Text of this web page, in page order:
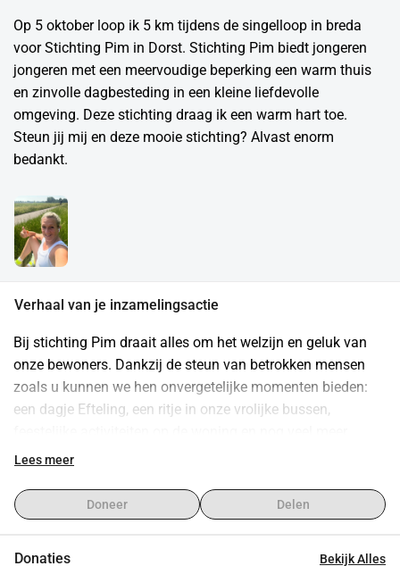
Op 5 oktober loop ik 5 km tijdens de singelloop in breda
voor Stichting Pim in Dorst. Stichting Pim biedt jongeren
jongeren met een meervoudige beperking een warm thuis
en zinvolle dagbesteding in een kleine liefdevolle
omgeving. Deze stichting draag ik een warm hart toe.
Steun jij mij en deze mooie stichting? Alvast enorm
bedankt.
Verhaal van je inzamelingsactie
Bij stichting Pim draait alles om het welzijn en geluk van
onze bewoners. Dankzij de steun van betrokken mensen
zoals u kunnen we hen onvergetelijke momenten bieden:
een dagje Efteling, een ritje in onze vrolijke bussen,
Website van Stichting Pim
Lees meer
Doneer Delen
Donaties Bekijk Alles